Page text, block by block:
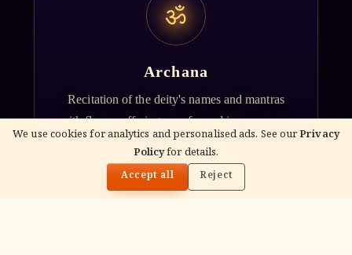
We use cookies for analytics and personalised ads. See ourPrivacy
Policyfor details.
Accept all Reject
ॐ
Archana
Recitation of the deity's names and mantras
with flower offerings, performed in your name
and gotra.